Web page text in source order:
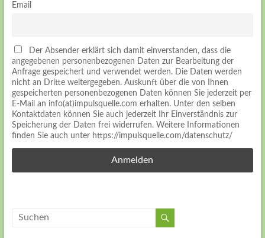
Email
Der Absender erklärt sich damit einverstanden, dass die
angegebenen personenbezogenen Daten zur Bearbeitung der
Anfrage gespeichert und verwendet werden. Die Daten werden
nicht an Dritte weitergegeben. Auskunft über die von Ihnen
gespeicherten personenbezogenen Daten können Sie jederzeit per
E-Mail an info(at)impulsquelle.com erhalten. Unter den selben
Kontaktdaten können Sie auch jederzeit Ihr Einverständnis zur
Speicherung der Daten frei widerrufen. Weitere Informationen
finden Sie auch unter https://impulsquelle.com/datenschutz/